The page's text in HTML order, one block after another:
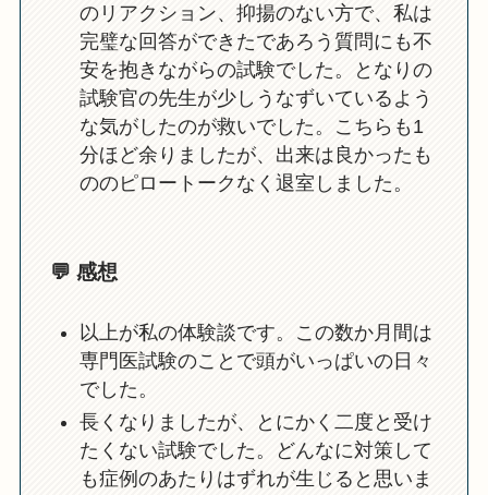
のリアクション、抑揚のない方で、私は
完璧な回答ができたであろう質問にも不
安を抱きながらの試験でした。となりの
試験官の先生が少しうなずいているよう
な気がしたのが救いでした。こちらも1
分ほど余りましたが、出来は良かったも
ののピロートークなく退室しました。
💬 感想
以上が私の体験談です。この数か月間は
専門医試験のことで頭がいっぱいの日々
でした。
長くなりましたが、とにかく二度と受け
たくない試験でした。どんなに対策して
も症例のあたりはずれが生じると思いま